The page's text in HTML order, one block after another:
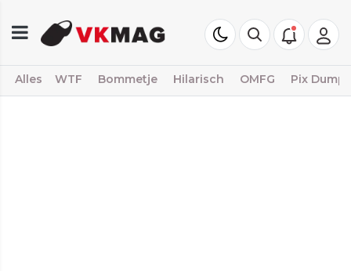
Alles WTF Bommetje Hilarisch OMFG Pix Dump